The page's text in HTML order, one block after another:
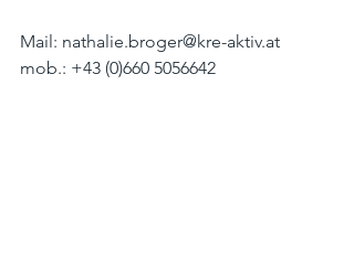
Mail: nathalie.broger@kre-aktiv.at
mob.: +43 (0)660 5056642